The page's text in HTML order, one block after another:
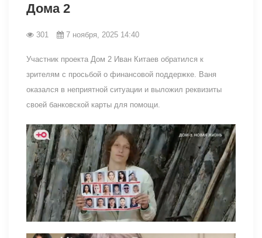
Дома 2
301 7 ноября, 2025 14:40
Участник проекта Дом 2 Иван Китаев обратился к
зрителям с просьбой о финансовой поддержке. Ваня
оказался в неприятной ситуации и выложил реквизиты
своей банковской карты для помощи.